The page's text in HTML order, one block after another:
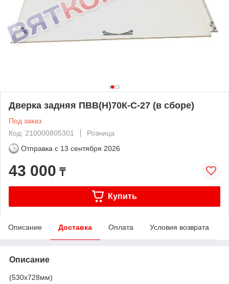
Дверка задняя ПВВ(Н)70К-С-27 (в сборе)
Под заказ
Код: 210000805301
Розница
Отправка с 13 сентября 2026
43 000 ₸
Купить
Описание Доставка Оплата Условия возврата
Описание
(530х728мм)